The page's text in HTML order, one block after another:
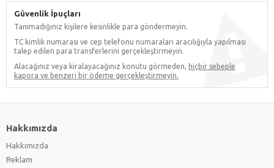
Güvenlik İpuçları
Tanımadığınız kişilere kesinlikle para göndermeyin.
TC kimlik numarası ve cep telefonu numaraları aracılığıyla yapılması
talep edilen para transferlerini gerçekleştirmeyin.
Alacağınız veya kiralayacağınız konutu görmeden, hiçbir sebeple
kapora ve benzeri bir ödeme gerçekleştirmeyin.
Hakkımızda
Hakkımızda
Reklam